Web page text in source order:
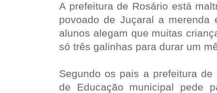
A prefeitura de Rosário está
povoado de Juçaral a
alunos alegam que muitas
só três galinhas para durar um
Segundo os pais a prefeitura
de Educação municipal pede